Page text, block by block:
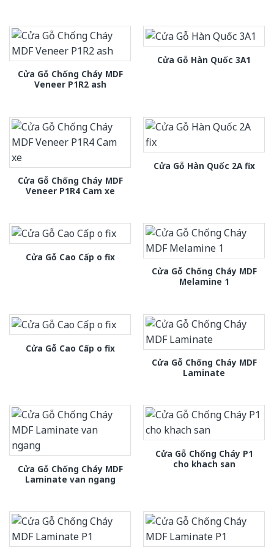
Cửa Gỗ Chống Cháy MDF
Veneer P1R2 ash
Cửa Gỗ Hàn Quốc 3A1
Cửa Gỗ Chống Cháy MDF
Veneer P1R4 Cam xe
Cửa Gỗ Hàn Quốc 2A fix
Cửa Gỗ Cao Cấp o fix
Cửa Gỗ Chống Cháy MDF
Melamine 1
Cửa Gỗ Cao Cấp o fix
Cửa Gỗ Chống Cháy MDF
Laminate
Cửa Gỗ Chống Cháy MDF
Laminate van ngang
Cửa Gỗ Chống Cháy P1
cho khach san